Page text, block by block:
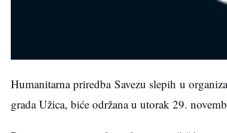
Humanitarna priredba Savezu slepih u
grada Užica, biće održana u utorak 29.